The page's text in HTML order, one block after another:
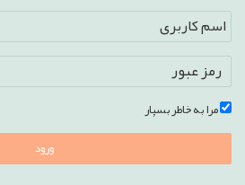
مرا به خاطر بسپار
ورود